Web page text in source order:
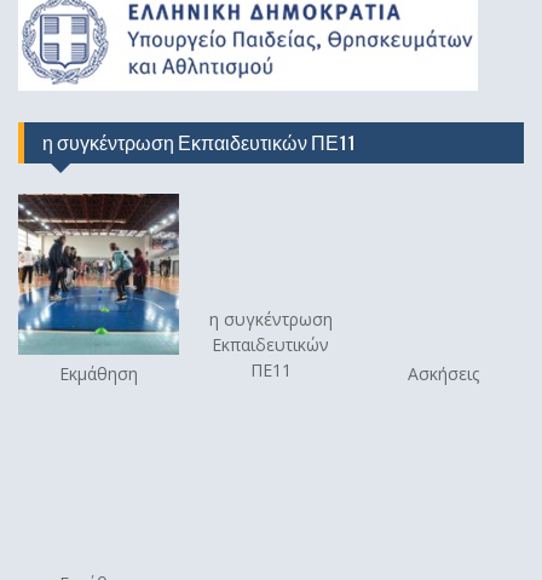
η συγκέντρωση Εκπαιδευτικών ΠΕ11
Εκμάθηση
η συγκέντρωση
Εκπαιδευτικών
ΠΕ11
Ασκήσεις